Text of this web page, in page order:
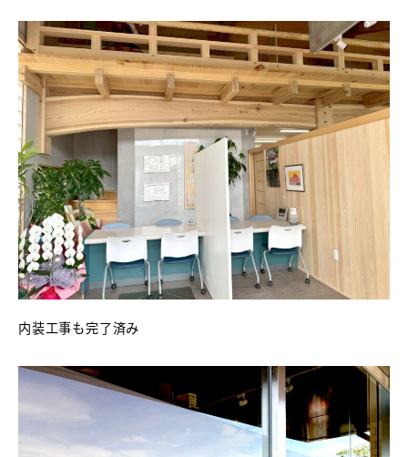
内装工事も完了済み